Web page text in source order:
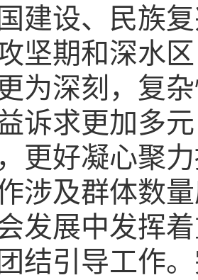
建设、民族
坚期和深水
为深刻，复
诉求更加多
更好凝心聚
涉及群体数
发展中发挥
结引导工作